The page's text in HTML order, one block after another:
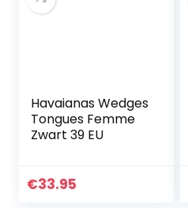
Havaianas Wedges
Tongues Femme
Zwart 39 EU
€33.95